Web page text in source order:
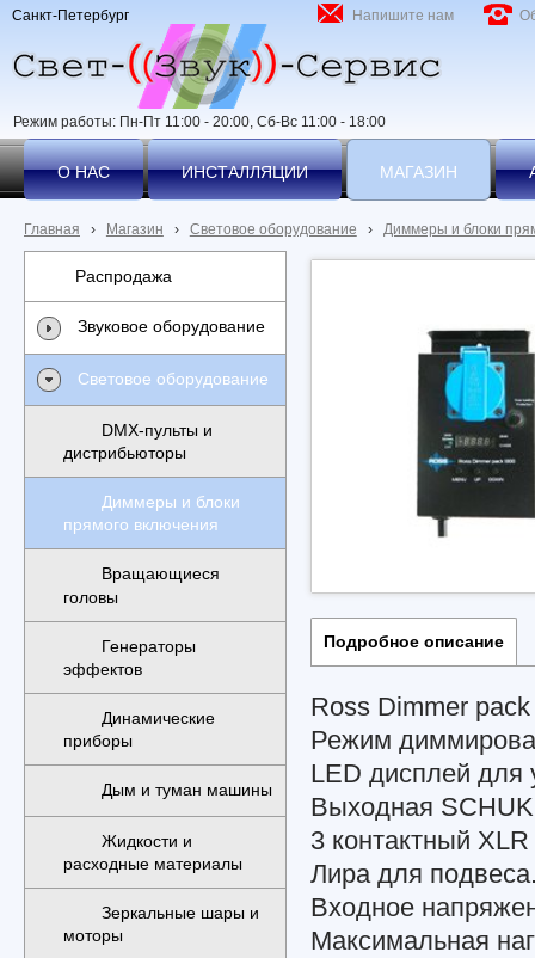
Режим работы: Пн-Пт 11:00 - 20:00, Сб-Вс 11:00 - 18:00
Напишите нам
Санкт-Петербург
О НАС ИНСТАЛЛЯЦИИ МАГАЗИН
Главная › Магазин › Световое оборудование › Диммеры и блоки
Распродажа
Звуковое оборудование
Световое оборудование
DMX-пульты и
дистрибьюторы
Диммеры и блоки
прямого включения
Вращающиеся
головы
Генераторы
эффектов
Динамические
приборы
Дым и туман машины
Жидкости и
расходные материалы
Зеркальные шары и
моторы
Подробное описание
Ross Dimmer
Режим
LED дисплей для
Выходная
3 контактный
Лира для
Входное
Максимальная